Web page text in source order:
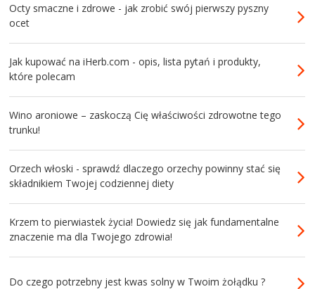
Octy smaczne i zdrowe - jak zrobić swój pierwszy pyszny
ocet
Jak kupować na iHerb.com - opis, lista pytań i produkty,
które polecam
Wino aroniowe – zaskoczą Cię właściwości zdrowotne tego
trunku!
Orzech włoski - sprawdź dlaczego orzechy powinny stać się
składnikiem Twojej codziennej diety
Krzem to pierwiastek życia! Dowiedz się jak fundamentalne
znaczenie ma dla Twojego zdrowia!
Do czego potrzebny jest kwas solny w Twoim żołądku ?